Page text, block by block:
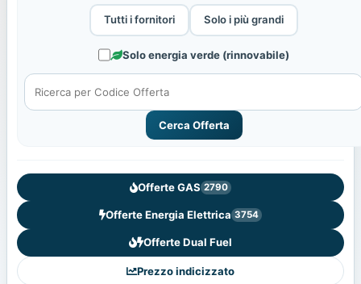
Tutti i fornitori Solo i più grandi
Solo energia verde (rinnovabile)
Cerca Offerta
Offerte GAS 2790
Offerte Energia Elettrica 3754
Offerte Dual Fuel
Prezzo indicizzato